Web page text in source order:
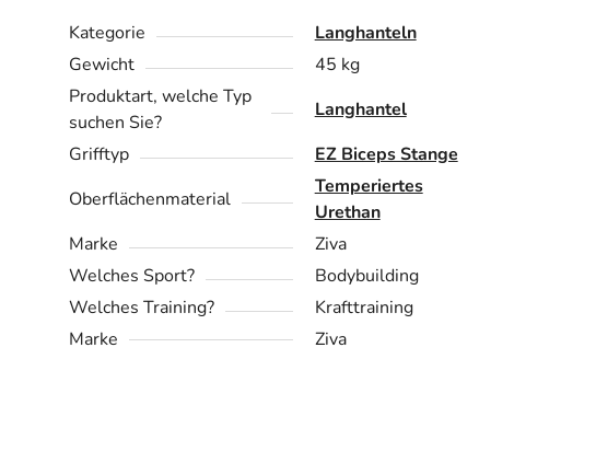
Kategorie
Langhanteln
Gewicht
45 kg
Produktart, welche Typ
suchen Sie?
Langhantel
Grifftyp
EZ Biceps Stange
Oberflächenmaterial
Temperiertes
Urethan
Marke
Ziva
Welches Sport?
Bodybuilding
Welches Training?
Krafttraining
Marke
Ziva